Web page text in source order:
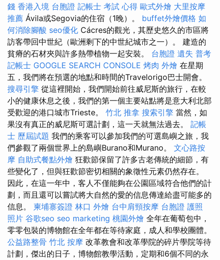
錢 香港入境 台胞證 記帳士 考試 心得 歐式外燴 大里按摩
推薦 Ávila或Segovia的住宿（1晚）。 buffet外燴價格 如
何消除腳酸 seo優化 Cácres的觀光，其歷史悠久的市區將
訪客帶回中世紀（歐洲剩下的中世紀城市之一）。 建造的
貧瘠的石材夾與許多熱帶植物一起安裝。 台胞證 遺失 普考
記帳士 GOOGLE SEARCH CONSOLE 烤肉 外燴 在星期
五，我們將在預選的地點和時間的Travelorigo巴士開會。
搜尋引擎 從這裡開始，我們開始前往威尼斯的旅行，在較
小的健康休息之後，我們的第一個主要站點將是意大利北部
受歡迎的港口城市Trieste。 竹北 推拿 搜索引擎 當然，如
果沒有真正的威尼斯可選計劃，這一天就無法過去。 記帳
士 歷屆試題 我們的乘客可以參加我們的可選島嶼之旅，我
們參觀了兩個世界上的島嶼Burano和Murano。 文心路按
摩 自助式餐點外燴 狂歡節保留了許多古老傳統的細節，有
些變化了，但與狂歡節密切相關的象徵性元素仍然存在。
因此，在這一年中，客人不僅能夠在公園區域符合他們的計
劃，而且還可以嘗試將大自然的愛的信息傳達給盡可能多的
信息。 柬埔寨簽證 林口 外燴 台中肩頸按摩 台胞證 護照
照片 谷歌seo seo marketing 桃園外燴 全年在葡萄包中，
零零包裝的博物館在全年都在等待家庭，成人和學校團體。
公益路整骨 竹北 按摩 改革教會和改革學院的碎片學院等待
計劃，傑出的日子，博物館教學活動，定期和6個不同的永